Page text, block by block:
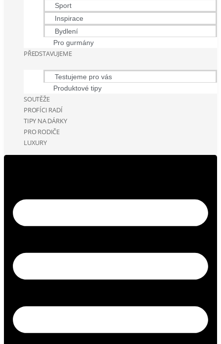
Sport
Inspirace
Bydlení
Pro gurmány
PŘEDSTAVUJEME
Testujeme pro vás
Produktové tipy
SOUTĚŽE
PROFÍCI RADÍ
TIPY NA DÁRKY
PRO RODIČE
LUXURY